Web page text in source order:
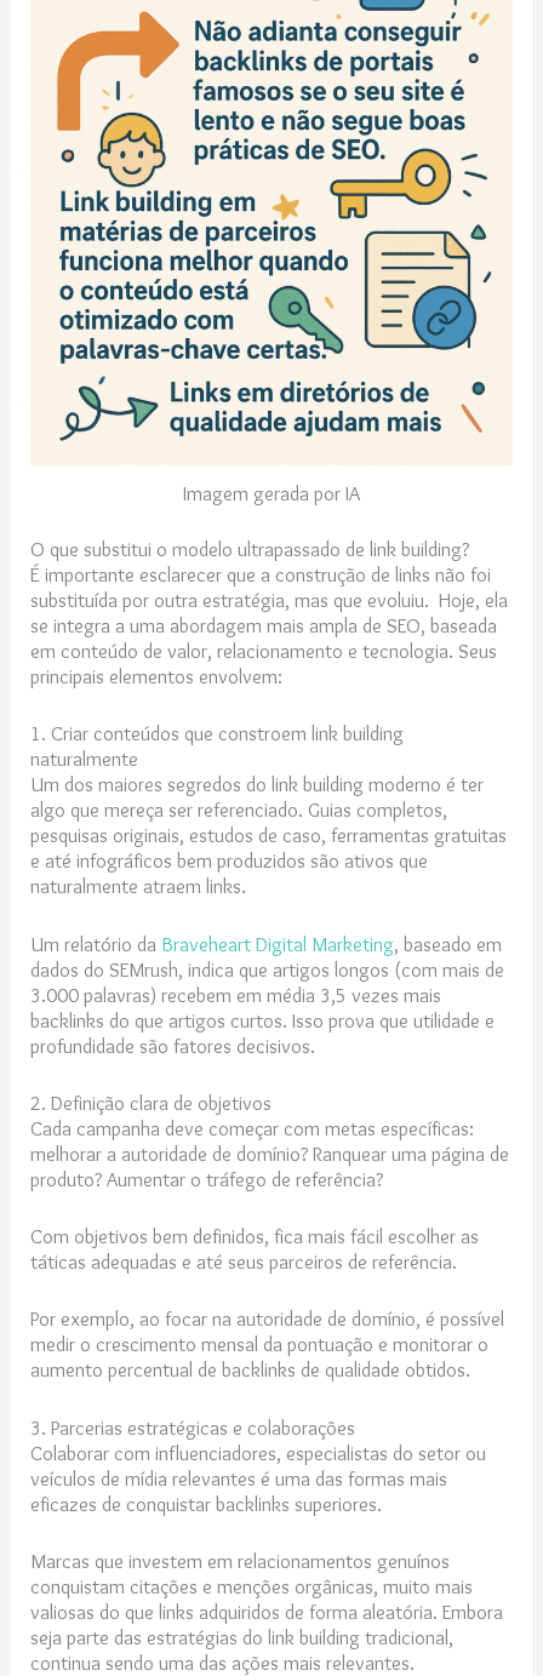
Imagem gerada por IA
O que substitui o modelo ultrapassado de link building?
É importante esclarecer que a construção de links não foi
substituída por outra estratégia, mas que evoluiu. Hoje, ela
se integra a uma abordagem mais ampla de SEO, baseada
em conteúdo de valor, relacionamento e tecnologia. Seus
principais elementos envolvem:
1. Criar conteúdos que constroem link building
naturalmente
Um dos maiores segredos do link building moderno é ter
algo que mereça ser referenciado. Guias completos,
pesquisas originais, estudos de caso, ferramentas gratuitas
e até infográficos bem produzidos são ativos que
naturalmente atraem links.
Um relatório da Braveheart Digital Marketing, baseado em
dados do SEMrush, indica que artigos longos (com mais de
3.000 palavras) recebem em média 3,5 vezes mais
backlinks do que artigos curtos. Isso prova que utilidade e
profundidade são fatores decisivos.
2. Definição clara de objetivos
Cada campanha deve começar com metas específicas:
melhorar a autoridade de domínio? Ranquear uma página de
produto? Aumentar o tráfego de referência?
Com objetivos bem definidos, fica mais fácil escolher as
táticas adequadas e até seus parceiros de referência.
Por exemplo, ao focar na autoridade de domínio, é possível
medir o crescimento mensal da pontuação e monitorar o
aumento percentual de backlinks de qualidade obtidos.
3. Parcerias estratégicas e colaborações
Colaborar com influenciadores, especialistas do setor ou
veículos de mídia relevantes é uma das formas mais
eficazes de conquistar backlinks superiores.
Marcas que investem em relacionamentos genuínos
conquistam citações e menções orgânicas, muito mais
valiosas do que links adquiridos de forma aleatória. Embora
seja parte das estratégias do link building tradicional,
continua sendo uma das ações mais relevantes.